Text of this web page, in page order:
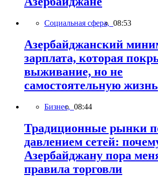
Социальная сфера, 08:53
Азербайджанский
зарплата, которая
выживание, но не
самостоятельную жизнь
Бизнес, 08:44
Традиционные рынки
давлением сетей:
Азербайджану пора
правила торговли